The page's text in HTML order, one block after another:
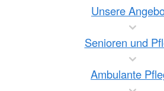
Unsere
Senioren und
Ambulante